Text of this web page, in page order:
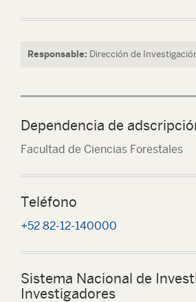
Responsable: Dirección de
Dependencia de
Facultad de Ciencias Forestales
Teléfono
+52 82-12-140000
Sistema Nacional de
Investigadores